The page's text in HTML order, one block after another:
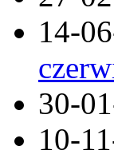
14-
30-
10-